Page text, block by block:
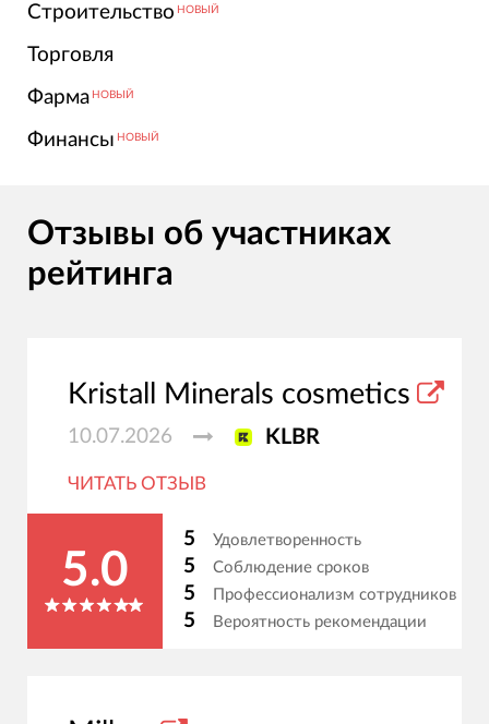
Строительство НОВЫЙ
Торговля
Фарма НОВЫЙ
Финансы НОВЫЙ
Отзывы об участниках
рейтинга
Kristall Minerals cosmetics
10.07.2026 KLBR
ЧИТАТЬ ОТЗЫВ
5.0
5 Удовлетворенность
5 Соблюдение сроков
5 Профессионализм сотрудников
5 Вероятность рекомендации